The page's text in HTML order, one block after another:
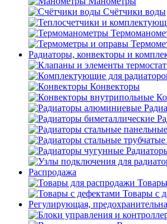
Счётчики воды
Радиаторы, конвекторы и
Конвекторы
Распродажа
Товары с
Регулирующая,